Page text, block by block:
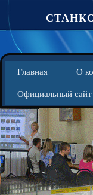
Главная О
Официальный